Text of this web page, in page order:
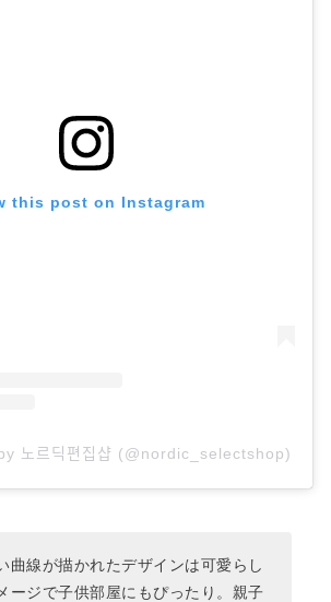
this post on Instagram
(@nordic_selectshop)
曲線が描かれたデザインは可愛らし
ージで子供部屋にもぴったり。親子